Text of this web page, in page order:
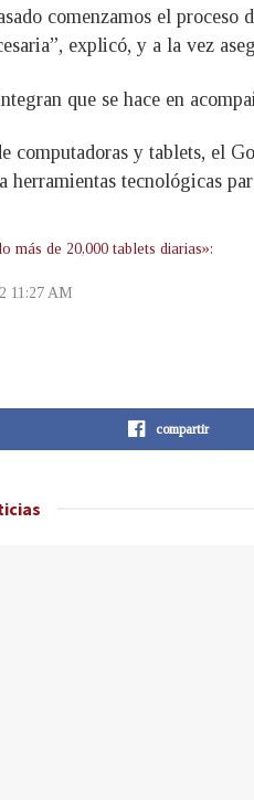
comenzamos el
explicó, y a la vez
que se hace en
computadoras y tablets, el
herramientas tecnológicas
más de 20,000 tablets diarias»:
11:27 AM
compartir